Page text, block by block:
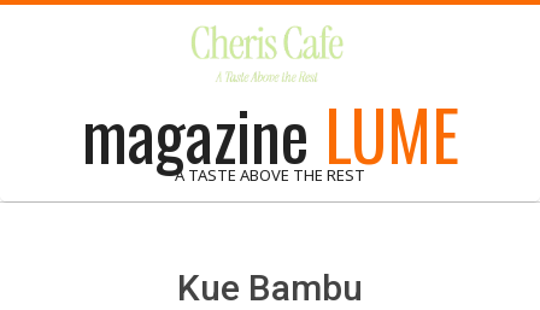
magazine LUME
A TASTE ABOVE THE REST
Kue Bambu